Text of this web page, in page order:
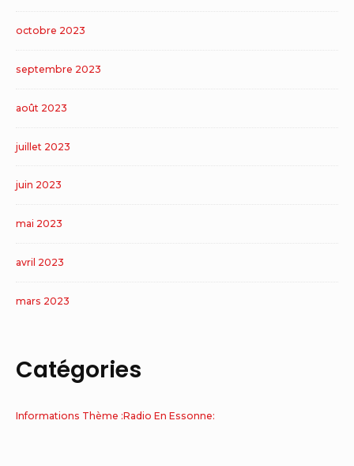
octobre 2023
septembre 2023
août 2023
juillet 2023
juin 2023
mai 2023
avril 2023
mars 2023
Catégories
Informations Thème :Radio En Essonne: